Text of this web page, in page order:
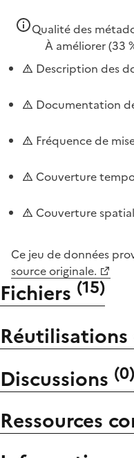
Qualité des
À améliorer(33
Description des
Documentation
Fréquence de
Couverture
Couverture
Ce jeu de données
source originale.
Fichiers (15)
Réutilisations
Discussions (0)
Ressources